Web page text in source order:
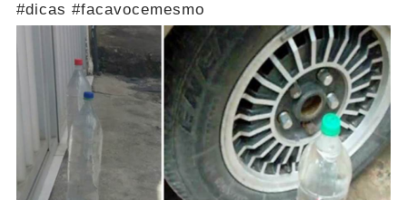
#dicas #facavocemesmo